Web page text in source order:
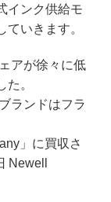
インク供給モ
いきます。
アが徐々に低
。
ランドはフラ
」に買収さ
Newell